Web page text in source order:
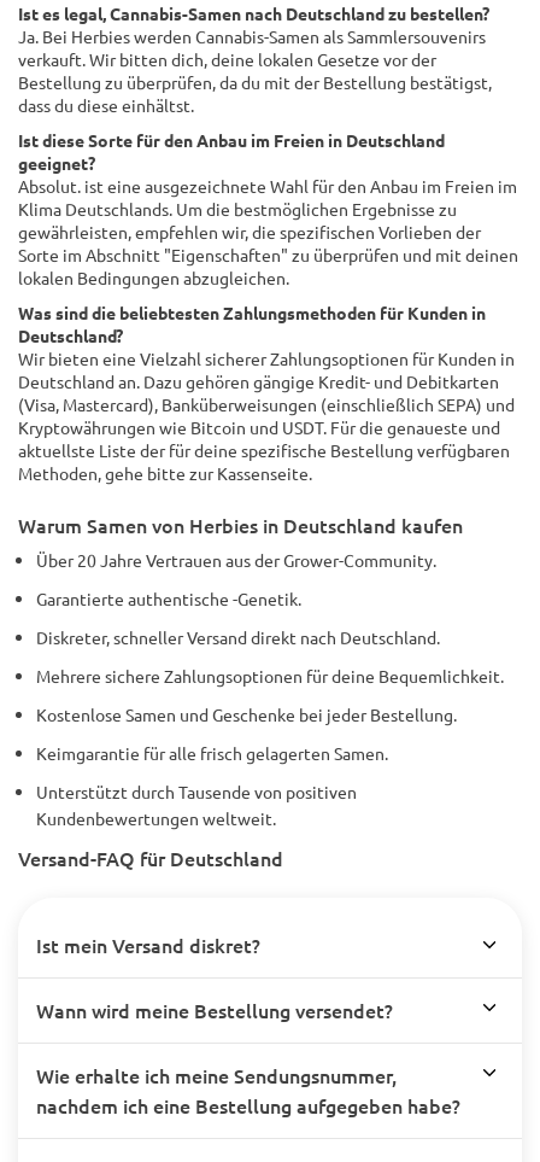
Ist es legal, Cannabis-Samen nach Deutschland zu bestellen?
Ja. Bei Herbies werden Cannabis-Samen als Sammlersouvenirs
verkauft. Wir bitten dich, deine lokalen Gesetze vor der
Bestellung zu überprüfen, da du mit der Bestellung bestätigst,
dass du diese einhältst.
Ist diese Sorte für den Anbau im Freien in Deutschland
geeignet?
Absolut. ist eine ausgezeichnete Wahl für den Anbau im Freien im
Klima Deutschlands. Um die bestmöglichen Ergebnisse zu
gewährleisten, empfehlen wir, die spezifischen Vorlieben der
Sorte im Abschnitt "Eigenschaften" zu überprüfen und mit deinen
lokalen Bedingungen abzugleichen.
Was sind die beliebtesten Zahlungsmethoden für Kunden in
Deutschland?
Wir bieten eine Vielzahl sicherer Zahlungsoptionen für Kunden in
Deutschland an. Dazu gehören gängige Kredit- und Debitkarten
(Visa, Mastercard), Banküberweisungen (einschließlich SEPA) und
Kryptowährungen wie Bitcoin und USDT. Für die genaueste und
aktuellste Liste der für deine spezifische Bestellung verfügbaren
Methoden, gehe bitte zur Kassenseite.
Warum Samen von Herbies in Deutschland kaufen
Über 20 Jahre Vertrauen aus der Grower-Community.
Garantierte authentische -Genetik.
Diskreter, schneller Versand direkt nach Deutschland.
Mehrere sichere Zahlungsoptionen für deine Bequemlichkeit.
Kostenlose Samen und Geschenke bei jeder Bestellung.
Keimgarantie für alle frisch gelagerten Samen.
Unterstützt durch Tausende von positiven
Kundenbewertungen weltweit.
Versand-FAQ für Deutschland
Ist mein Versand diskret?
Wann wird meine Bestellung versendet?
Wie erhalte ich meine Sendungsnummer,
nachdem ich eine Bestellung aufgegeben habe?